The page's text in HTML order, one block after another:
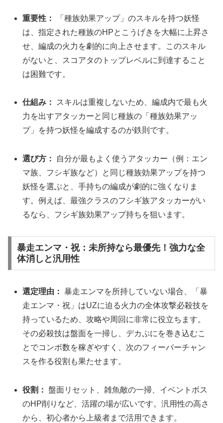
重要性：
「種族効果アップ」のスキルを持つ妖怪
は、指定された種族のHPとこうげきを大幅に上昇さ
せ、編成の火力を劇的に向上させます。このスキル
がないと、スコアタのトップレベルに到達すること
は困難です。
仕組み：
スキルは重複しないため、編成内で最も火
力を出すアタッカーと同じ種族の「種族効果アッ
プ」を持つ妖怪を編成するのが鉄則です。
選び方：
自分が最もよく使うアタッカー（例：エン
マ族、フシギ族など）と同じ種族効果アップを持つ
妖怪を選ぶと、手持ちの編成が劇的に強くなりま
す。例えば、最強クラスのフシギ族アタッカーがい
るなら、フシギ族効果アップ持ちを狙います。
暴走エンマ・祝：未所持なら最優先！強力な全
体消しと汎用性
選定理由： 暴走エンマを所持していない場合、「暴
走エンマ・祝」はUZに迫る火力の全体攻撃必殺技を
持っているため、攻略や周回に非常に役立ちます。
その必殺技は盤面を一掃し、デカぷにを巻き込むこ
とでコンボ数を稼ぎやすく、次のフィーバーチャン
スを作る役割も果たせます。
役割： 盤面リセット、雑魚敵の一掃、イベントボス
のHP削りなど、活躍の場が広いです。汎用性の高さ
から、初心者から上級者まで活用できます。